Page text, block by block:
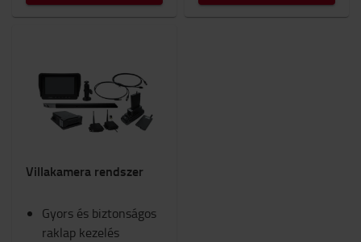
Villakamera rendszer
Gyors és biztonságos
raklap kezelés